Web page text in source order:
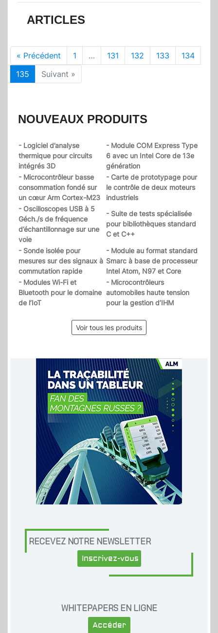
ARTICLES
« Précédent 1 … 131 132 133
134
135
Suivant »
NOUVEAUX PRODUITS
- Logiciel d’analyse
thermique pour circuits
intégrés 3D
- Module COM Express Type
6 avec un Intel Core de 13e
génération
- Microcontrôleur basse
consommation fondé sur
un cœur Arm Cortex-M23
- Carte de prototypage pour
le contrôle de deux moteurs
industriels
- Oscilloscopes USB à 5
Géch./s de fréquence
d’échantillonnage sur une
voie
- Suite de tests spécialisée
pour bibliothèques standard
C et C++
- Sonde isolée pour
mesures sur des signaux à
commutation rapide
- Module au format standard
Smarc à base de processeur
Intel Atom, N97 et Core
- Modules Wi-Fi et
Bluetooth pour le domaine
de l’IoT
- Microcontrôleurs
automobiles haute tension
pour la gestion d’IHM
Voir tous les produits
RECEVEZ NOTRE NEWSLETTER
Inscrivez-vous
WHITEPAPERS EN LIGNE
Accéder